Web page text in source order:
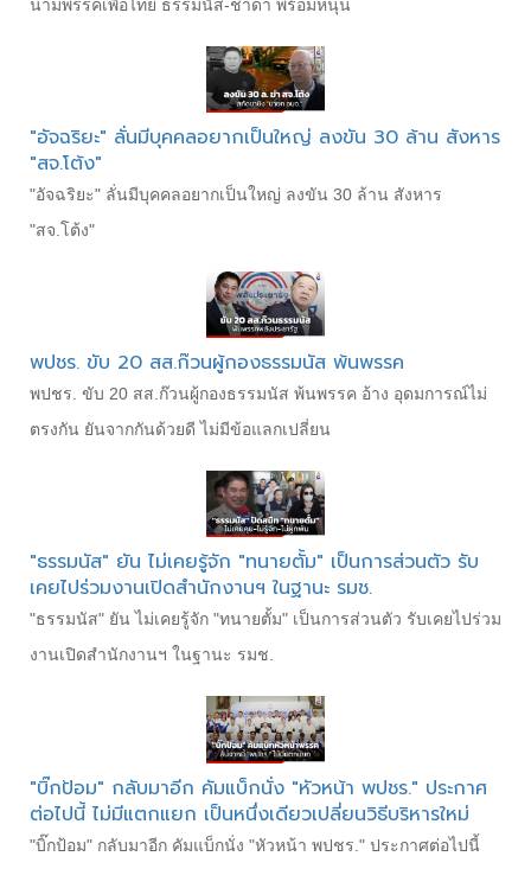
นามพรรคเพื่อไทย ธรรมนัส-ชาดา พร้อมหนุน
"อัจฉริยะ" ลั่นมีบุคคลอยากเป็นใหญ่ ลงขัน 30 ล้าน สังหาร
"สจ.โต้ง"
"อัจฉริยะ" ลั่นมีบุคคลอยากเป็นใหญ่ ลงขัน 30 ล้าน สังหาร
"สจ.โต้ง"
พปชร. ขับ 20 สส.ก๊วน​ผู้กองธรรมนัส​ พ้นพรรค​
พปชร. ขับ 20 สส.ก๊วน​ผู้กองธรรมนัส​ พ้นพรรค​ อ้าง อุดมการณ์ไม่
ตรงกัน​ ยันจากกันด้วยดี​ ไม่มีข้อแลกเปลี่ยน
"ธรรมนัส" ยัน ไม่เคยรู้จัก "ทนายตั้ม" เป็นการส่วนตัว รับ
เคยไปร่วมงานเปิดสำนักงานฯ ในฐานะ รมช.
"ธรรมนัส" ยัน ไม่เคยรู้จัก "ทนายตั้ม" เป็นการส่วนตัว รับเคยไปร่วม
งานเปิดสำนักงานฯ ในฐานะ รมช.
"บิ๊กป้อม" กลับมาอีก คัมแบ็กนั่ง "หัวหน้า พปชร." ประกาศ
ต่อไปนี้ ไม่มีแตกแยก เป็นหนึ่งเดียวเปลี่ยนวิธีบริหารใหม่
"บิ๊กป้อม" กลับมาอีก คัมแบ็กนั่ง "หัวหน้า พปชร." ประกาศต่อไปนี้